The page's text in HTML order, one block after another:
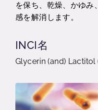
を保ち、乾燥、かゆみ
感を解消します。
INCI名
Glycerin (and) Lactitol